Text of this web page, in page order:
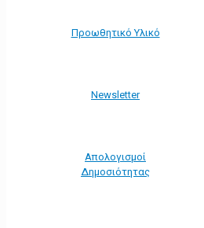
Προωθητικό Υλικό
Νewsletter
Απολογισμοί
Δημοσιότητας